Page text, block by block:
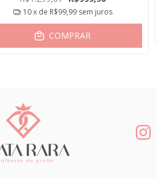
10 x de R$99,99 sem juros
COMPRAR